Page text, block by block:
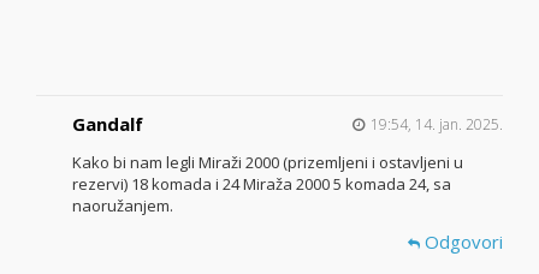
Gandalf 19:54, 14. jan. 2025.
Kako bi nam legli Miraži 2000 (prizemljeni i ostavljeni u
rezervi) 18 komada i 24 Miraža 2000 5 komada 24, sa
naoružanjem.
Odgovori